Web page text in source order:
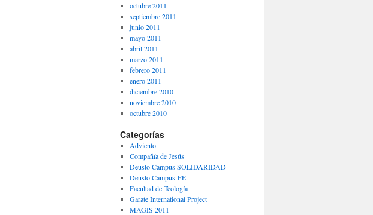
octubre 2011
septiembre 2011
junio 2011
mayo 2011
abril 2011
marzo 2011
febrero 2011
enero 2011
diciembre 2010
noviembre 2010
octubre 2010
Categorías
Adviento
Compañía de Jesús
Deusto Campus SOLIDARIDAD
Deusto Campus-FE
Facultad de Teología
Garate International Project
MAGIS 2011